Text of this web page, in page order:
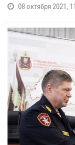
08 октября 2021,